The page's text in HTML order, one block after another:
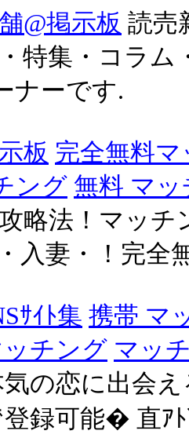
@掲示板 読売
特集・コラム
ナーです.
板 完全無料
ング 無料 マ
略法！マッ
入妻・！完全
ｻｲﾄ集 携帯 マ
チング マッ
の恋に出会
登録可能� 直